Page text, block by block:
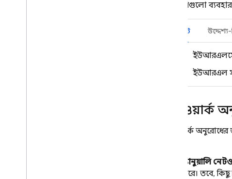
লাইব্রেরিগুলো
সুইফট
ইউআরএল
নেটওয়ার্ক
নেটওয়ার্ক অনুরোধের
ম্যানুয়ালি
করে। তবে,